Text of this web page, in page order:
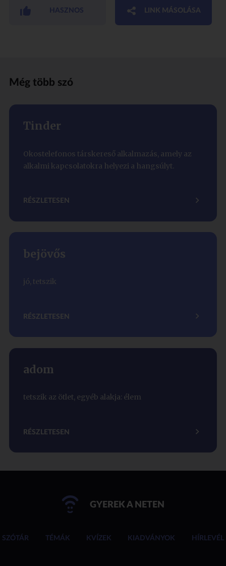
HASZNOS LINK MÁSOLÁSA
Még több szó
Tinder
Okostelefonos társkereső alkalmazás, amely az
alkalmi kapcsolatokra helyezi a hangsúlyt.
RÉSZLETESEN
bejövős
jó, tetszik
RÉSZLETESEN
adom
tetszik az ötlet, egyéb alakja: élem
RÉSZLETESEN
GYEREK A NETEN
SZÓTÁR TÉMÁK KVÍZEK KIADVÁNYOK HÍRLEVÉL